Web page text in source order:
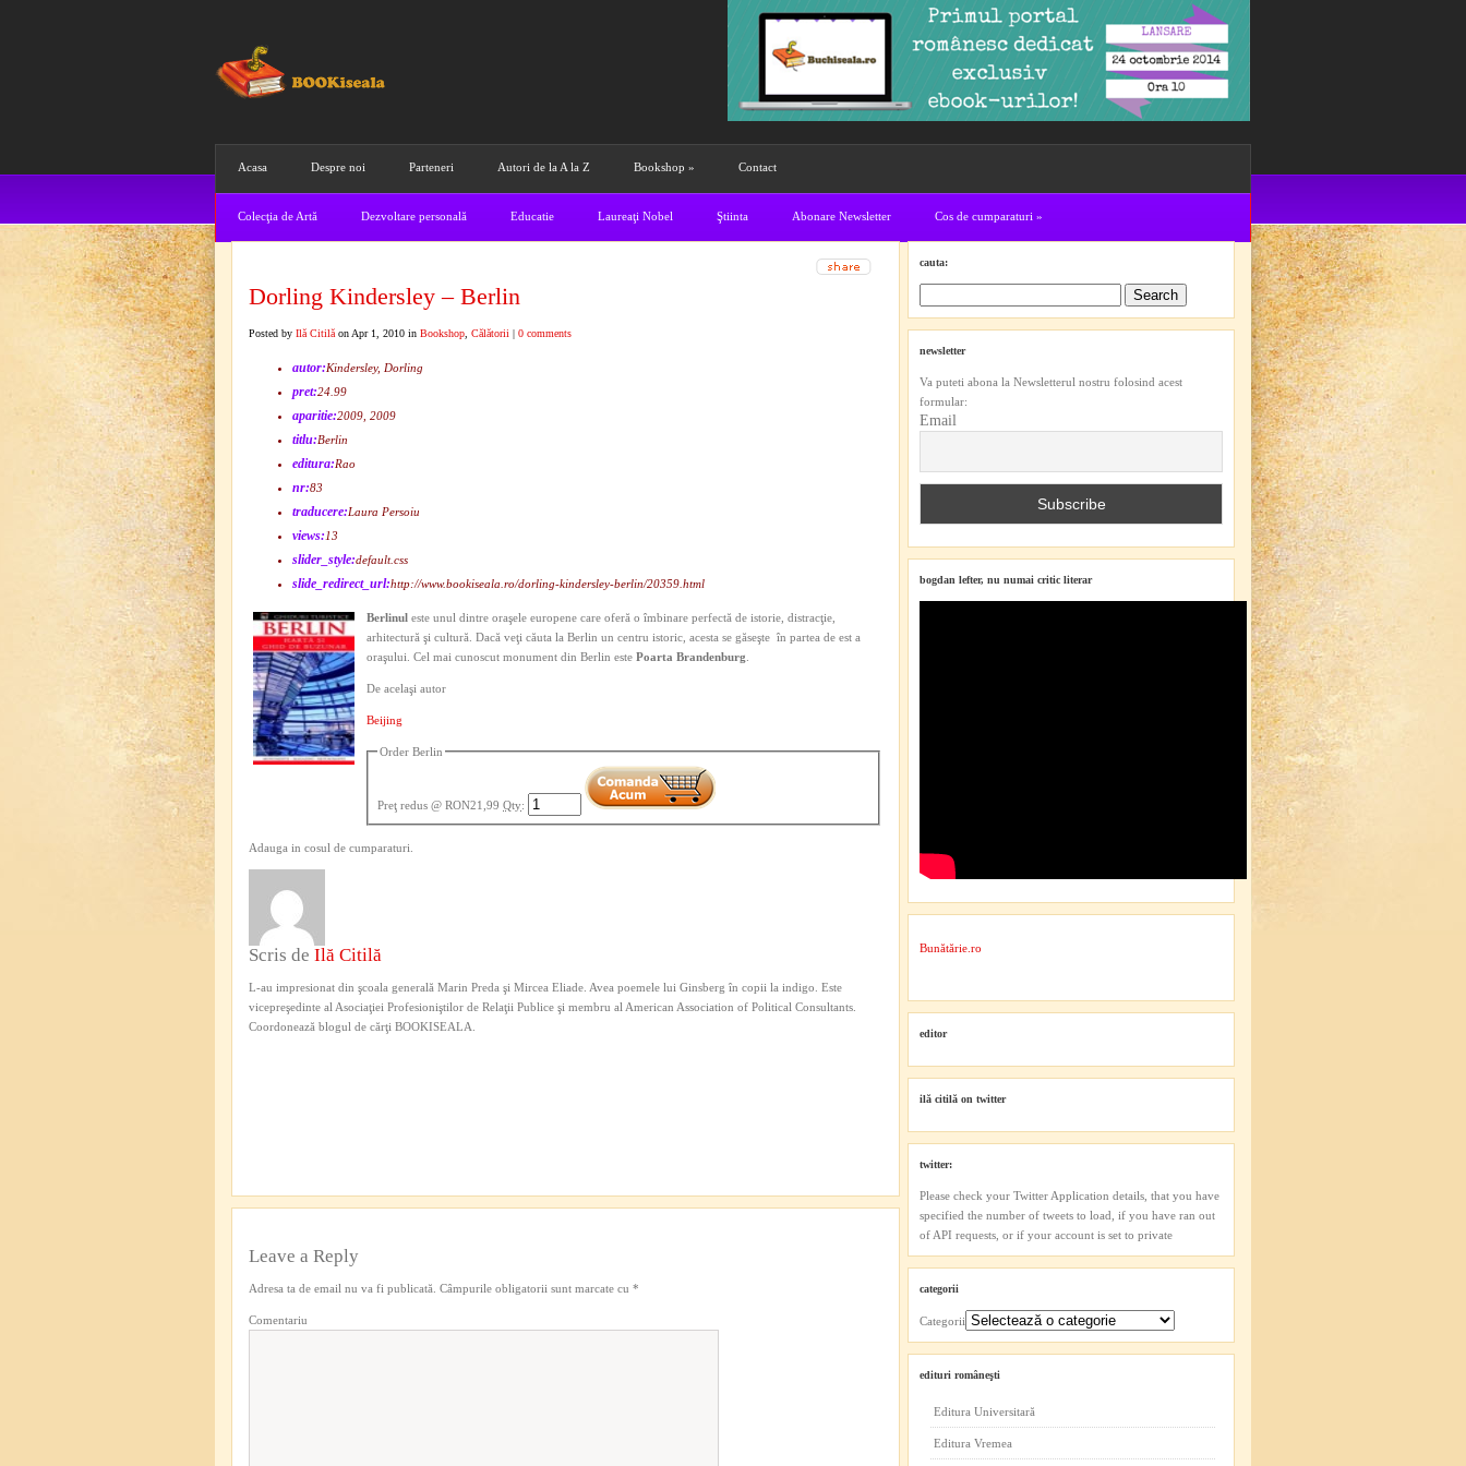
Acasa Despre noi Parteneri Autori de la A la Z Bookshop » Contact
Colecţia de Artă Dezvoltare personală Educatie Laureaţi Nobel Ştiinta Abonare Newsletter Cos de cumparaturi »
Dorling Kindersley – Berlin
Posted by Ilă Citilă on Apr 1, 2010 in Bookshop Călătorii | 0 comments
autor:Kindersley, Dorling
pret:24.99
aparitie:2009, 2009
titlu:Berlin
editura:Rao
nr:83
traducere:Laura Persoiu
views:13
slider_style:default.css
slide_redirect_url:http://www.bookiseala.ro/dorling-kindersley-berlin/20359.html
Berlinul este unul dintre oraşele europene care oferă o îmbinare perfectă de istorie, distracţie,
arhitectură şi cultură. Dacă veţi căuta la Berlin un centru istoric, acesta se găseşte în partea de est a
oraşului. Cel mai cunoscut monument din Berlin este Poarta Brandenburg
De acelaşi autor
Beijing
Order Berlin
Preţ redus @ RON21,99 Qty:
Adauga in cosul de cumparaturi.
Scris de Ilă Citilă
L-au impresionat din şcoala generală Marin Preda şi Mircea Eliade. Avea poemele lui Ginsberg în copii la indigo. Este
vicepreşedinte al Asociaţiei Profesioniştilor de Relaţii Publice şi membru al American Association of Political Consultants.
Coordonează blogul de cărţi BOOKISEALA.
Leave a Reply
Adresa ta de email nu va fi publicată. Câmpurile obligatorii sunt marcate cu *
Comentariu
cauta:
newsletter
Va puteti abona la Newsletterul nostru folosind acest
formular:
Email
bogdan lefter, nu numai critic literar
Bunătărie.ro
editor
ilă citilă on twitter
twitter:
Please check your Twitter Application details, that you have
specified the number of tweets to load, if you have ran out
of API requests, or if your account is set to private
categorii
Categorii
edituri româneşti
Editura Universitară
Editura Vremea